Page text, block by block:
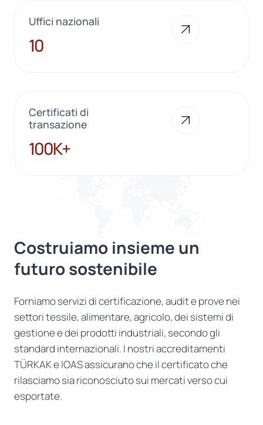
Uffici nazionali
10
10
Certificati di
transazione
100K+
100K+
Costruiamo insieme un
futuro sostenibile
Forniamo servizi di certificazione, audit e prove nei
settori tessile, alimentare, agricolo, dei sistemi di
gestione e dei prodotti industriali, secondo gli
standard internazionali. I nostri accreditamenti
TÜRKAK e IOAS assicurano che il certificato che
rilasciamo sia riconosciuto sui mercati verso cui
esportate.